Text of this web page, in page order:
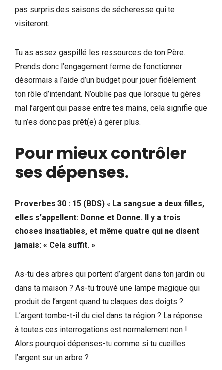
pas surpris des saisons de sécheresse qui te
visiteront.
Tu as assez gaspillé les ressources de ton Père.
Prends donc l’engagement ferme de fonctionner
désormais à l’aide d’un budget pour jouer fidèlement
ton rôle d’intendant. N’oublie pas que lorsque tu gères
mal l’argent qui passe entre tes mains, cela signifie que
tu n’es donc pas prêt(e) à gérer plus.
Pour mieux contrôler
ses dépenses.
Proverbes 30 : 15 (BDS) « La sangsue a deux filles,
elles s’appellent: Donne et Donne. Il y a trois
choses insatiables, et même quatre qui ne disent
jamais: « Cela suffit. »
As-tu des arbres qui portent d’argent dans ton jardin ou
dans ta maison ? As-tu trouvé une lampe magique qui
produit de l’argent quand tu claques des doigts ?
L’argent tombe-t-il du ciel dans ta région ? La réponse
à toutes ces interrogations est normalement non !
Alors pourquoi dépenses-tu comme si tu cueilles
l’argent sur un arbre ?